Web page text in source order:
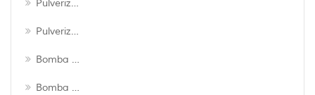
Pulverizador De Mochila
Pulverizador De Carretilla
Bomba Sumergible
Bomba Pulverizadora